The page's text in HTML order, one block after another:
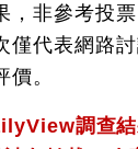
，非參考投
僅代表網路討
。
調查